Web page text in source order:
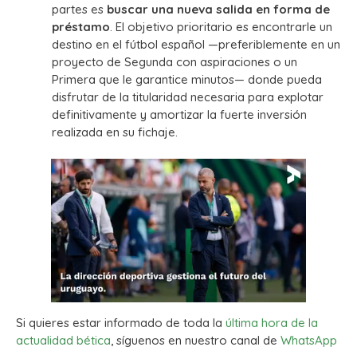
partes es buscar una nueva salida en forma de
préstamo. El objetivo prioritario es encontrarle un
destino en el fútbol español —preferiblemente en un
proyecto de Segunda con aspiraciones o un
Primera que le garantice minutos— donde pueda
disfrutar de la titularidad necesaria para explotar
definitivamente y amortizar la fuerte inversión
realizada en su fichaje.
Si quieres estar informado de toda la última hora de la
actualidad bética, síguenos en nuestro canal de WhatsApp